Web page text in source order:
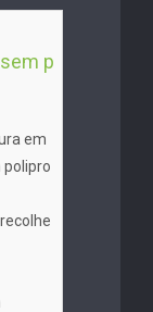
p
em
polipro